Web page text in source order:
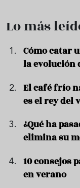
Lo más
Cómo catar
la evolución
El café frío
es el rey del
¿Qué ha
elimina su
10 consejos
en verano